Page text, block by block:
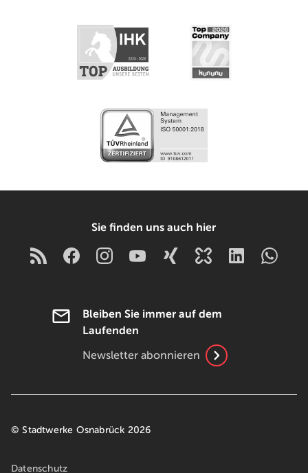
Sie finden uns auch hier
Bleiben Sie immer auf dem
Laufenden
Newsletter abonnieren
© Stadtwerke Osnabrück 2026
Datenschutz